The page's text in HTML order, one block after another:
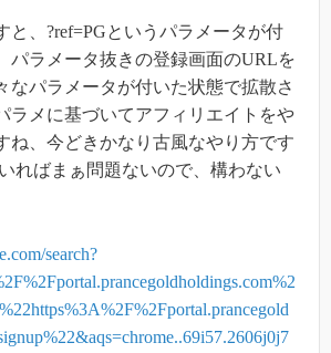
と、?ref=PGというパラメータが付
パラメータ抜きの登録画面のURLを
なパラメータが付いた状態で拡散さ
ラメに基づいてアフィリエイトをや
ね、今どきかなり古風なやり方です
ればまぁ問題ないので、構わない
search?